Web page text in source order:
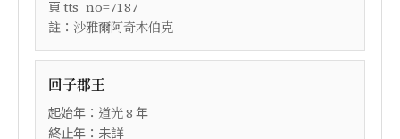
頁 tts_no=7187
註： 沙雅爾阿奇木伯克
回子郡王
起始年： 道光8 年
終止年：未詳